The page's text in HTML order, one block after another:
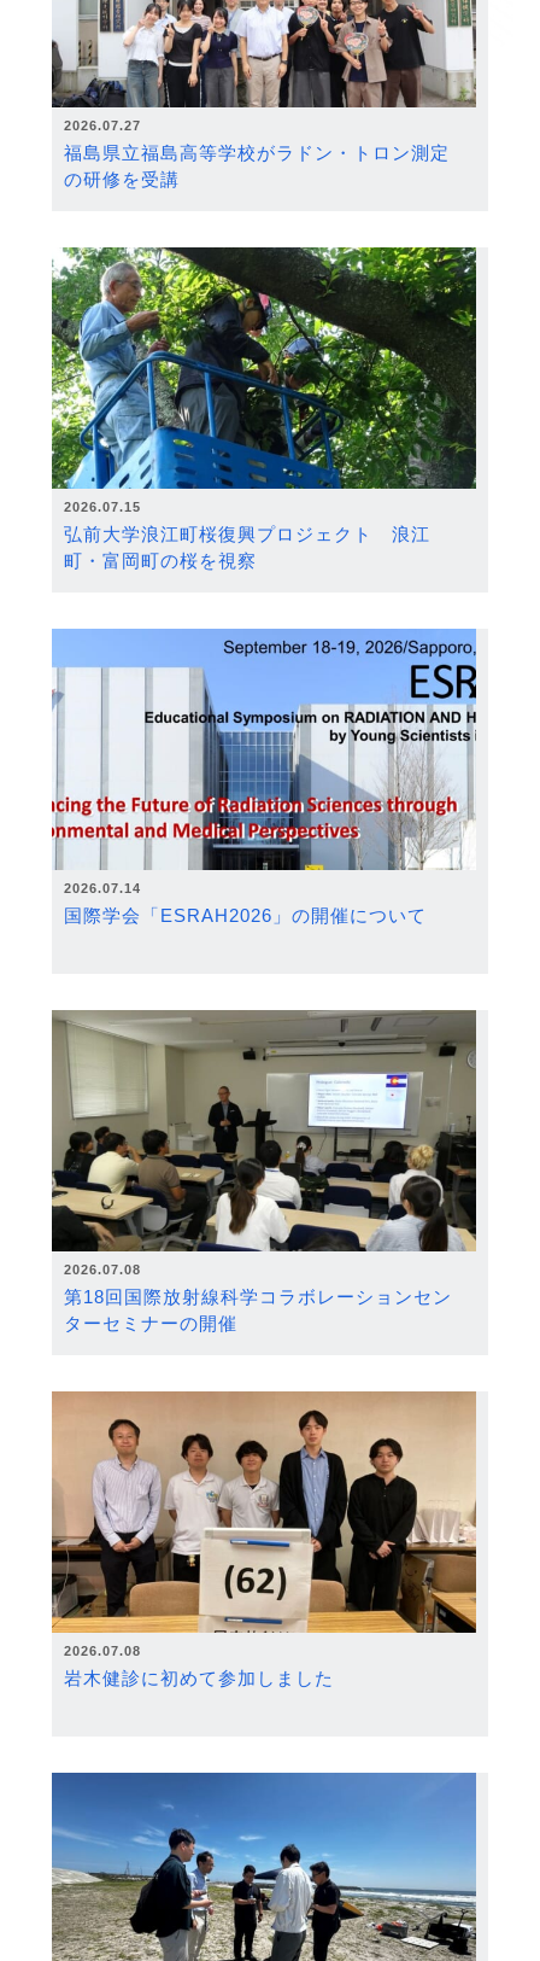
2026.07.27
福島県立福島高等学校がラドン・トロン測定
の研修を受講
2026.07.15
弘前大学浪江町桜復興プロジェクト 浪江
町・富岡町の桜を視察
2026.07.14
国際学会「ESRAH2026」の開催について
2026.07.08
第18回国際放射線科学コラボレーションセン
ターセミナーの開催
2026.07.08
岩木健診に初めて参加しました